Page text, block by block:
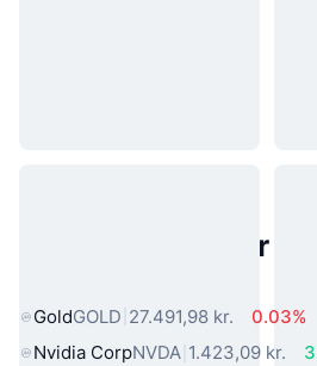
Populære aktiver
GoldGOLD 27.491,98 kr.
0.03%
Nvidia CorpNVDA 1.423,09 kr.